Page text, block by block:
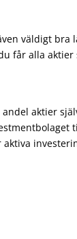
väldigt bra
får alla aktier
aktier